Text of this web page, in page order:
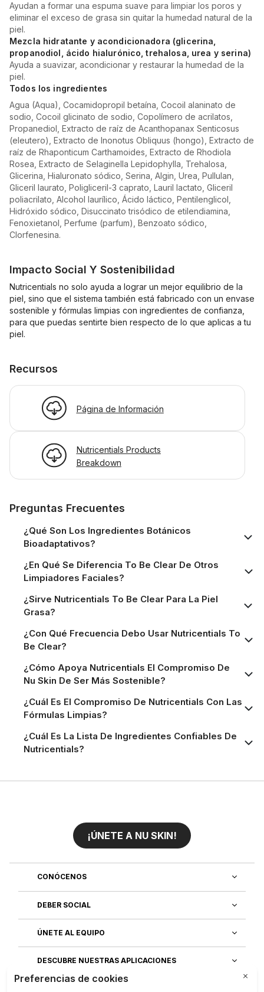
Ayudan a formar una espuma suave para limpiar los poros y
eliminar el exceso de grasa sin quitar la humedad natural de la
piel.
Mezcla hidratante y acondicionadora (glicerina,
propanodiol, ácido hialurónico, trehalosa, urea y serina)
Ayuda a suavizar, acondicionar y restaurar la humedad de la
piel.
Todos los ingredientes
Agua (Aqua), Cocamidopropil betaína, Cocoil alaninato de
sodio, Cocoil glicinato de sodio, Copolímero de acrilatos,
Propanediol, Extracto de raíz de Acanthopanax Senticosus
(eleutero), Extracto de Inonotus Obliquus (hongo), Extracto de
raíz de Rhaponticum Carthamoides, Extracto de Rhodiola
Rosea, Extracto de Selaginella Lepidophylla, Trehalosa,
Glicerina, Hialuronato sódico, Serina, Algin, Urea, Pullulan,
Gliceril laurato, Poligliceril-3 caprato, Lauril lactato, Gliceril
poliacrilato, Alcohol laurílico, Ácido láctico, Pentilenglicol,
Hidróxido sódico, Disuccinato trisódico de etilendiamina,
Fenoxietanol, Perfume (parfum), Benzoato sódico,
Clorfenesina.
Impacto Social Y Sostenibilidad
Nutricentials no solo ayuda a lograr un mejor equilibrio de la
piel, sino que el sistema también está fabricado con un envase
sostenible y fórmulas limpias con ingredientes de confianza,
para que puedas sentirte bien respecto de lo que aplicas a tu
piel.
Recursos
Página de Información
Nutricentials Products
Breakdown
Preguntas Frecuentes
¿Qué Son Los Ingredientes Botánicos
Bioadaptativos?
¿En Qué Se Diferencia To Be Clear De Otros
Limpiadores Faciales?
¿Sirve Nutricentials To Be Clear Para La Piel
Grasa?
¿Con Qué Frecuencia Debo Usar Nutricentials To
Be Clear?
¿Cómo Apoya Nutricentials El Compromiso De
Nu Skin De Ser Más Sostenible?
¿Cuál Es El Compromiso De Nutricentials Con Las
Fórmulas Limpias?
¿Cuál Es La Lista De Ingredientes Confiables De
Nutricentials?
¡ÚNETE A NU SKIN!
CONÓCENOS
DEBER SOCIAL
ÚNETE AL EQUIPO
DESCUBRE NUESTRAS APLICACIONES